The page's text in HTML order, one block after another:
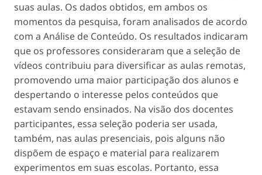
suas aulas. Os dados obtidos, em ambos os
momentos da pesquisa, foram analisados de acordo
com a Análise de Conteúdo. Os resultados indicaram
que os professores consideraram que a seleção de
vídeos contribuiu para diversificar as aulas remotas,
promovendo uma maior participação dos alunos e
despertando o interesse pelos conteúdos que
estavam sendo ensinados. Na visão dos docentes
participantes, essa seleção poderia ser usada,
também, nas aulas presenciais, pois alguns não
dispõem de espaço e material para realizarem
experimentos em suas escolas. Portanto, essa